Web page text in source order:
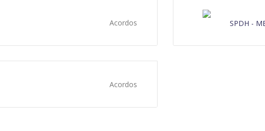
Acordos SPDH -
Acordos